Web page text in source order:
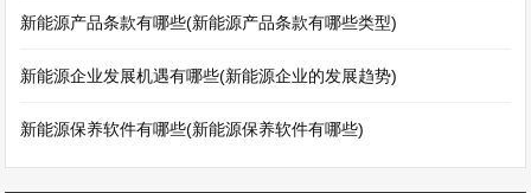
新能源产品条款有哪些(新能源产品条款有哪些类型)
新能源企业发展机遇有哪些(新能源企业的发展趋势)
新能源保养软件有哪些(新能源保养软件有哪些)